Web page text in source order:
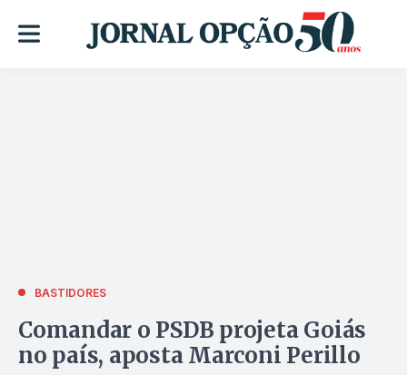
BASTIDORES
Comandar o PSDB projeta Goiás
no país, aposta Marconi Perillo